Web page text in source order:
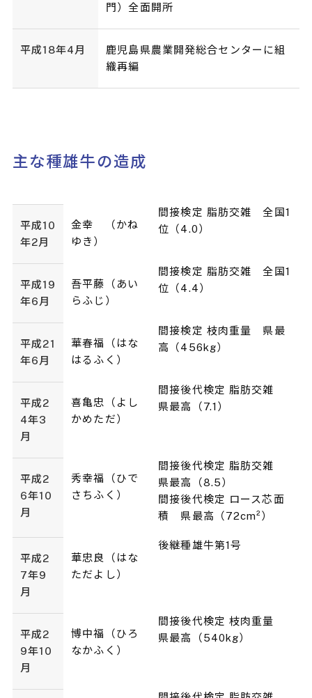
門）全面開所
平成18年4月
鹿児島県農業開発総合センターに組
織再編
主な種雄牛の造成
平成10
年2月
金幸 （かね
ゆき）
間接検定 脂肪交雑 全国1
位（4.0）
平成19
年6月
吾平藤（あい
らふじ）
間接検定 脂肪交雑 全国1
位（4.4）
平成21
年6月
華春福（はな
はるふく）
間接検定 枝肉重量 県最
高（456kg）
平成2
4年3
月
喜亀忠（よし
かめただ）
間接後代検定 脂肪交雑
県最高（7.1）
平成2
6年10
月
秀幸福（ひで
さちふく）
間接後代検定 脂肪交雑
県最高（8.5）
間接後代検定 ロース芯面
積 県最高（72cm²）
平成2
7年9
月
華忠良（はな
ただよし）
後継種雄牛第1号
平成2
9年10
月
博中福（ひろ
なかふく）
間接後代検定 枝肉重量
県最高（540kg）